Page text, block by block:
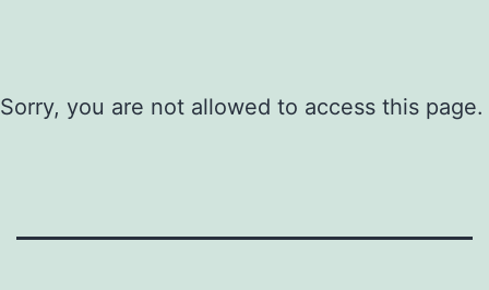
Sorry, you are not allowed to access this page.